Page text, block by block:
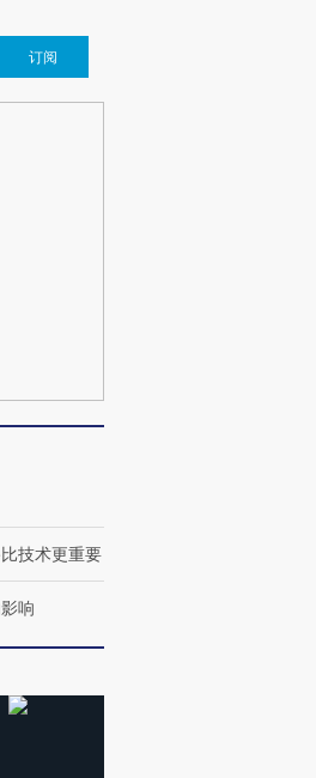
的印
将教
视线｜“入侵”还是“人道危
机”？难民潮撕裂西班牙
飞地休达
种
三对
订阅
技术更重要
响